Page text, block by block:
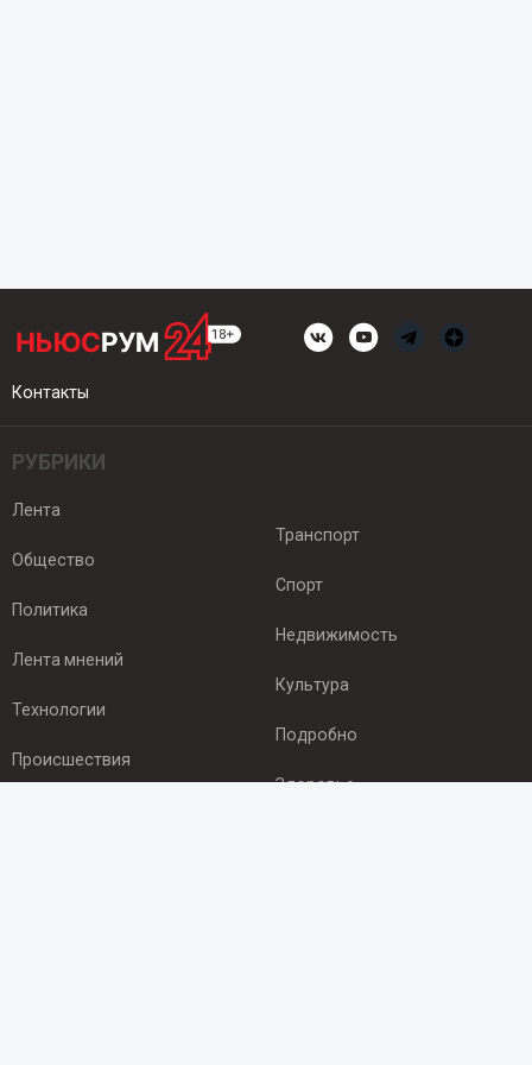
Контакты
РУБРИКИ
Лента
Общество
Политика
Лента мнений
Технологии
Происшествия
Транспорт
Спорт
Недвижимость
Культура
Подробно
Здоровье